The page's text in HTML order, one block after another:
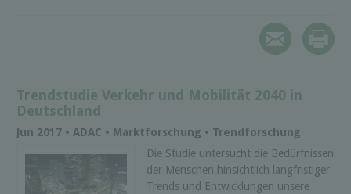
Trendstudie Verkehr und Mobilität 2040 in
Deutschland
Jun 2017 • ADAC • Marktforschung • Trendforschung
Die Studie untersucht die Bedürfnissen
der Menschen hinsichtlich langfristiger
Trends und Entwicklungen unsere